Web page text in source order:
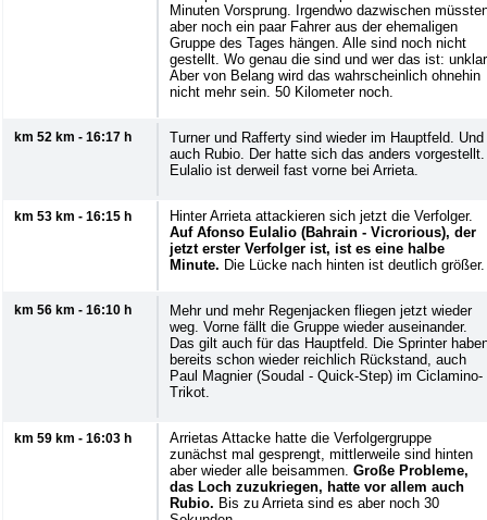
Minuten Vorsprung. Irgendwo dazwischen
aber noch ein paar Fahrer aus der ehemaligen
Gruppe des Tages hängen. Alle sind noch nicht
gestellt. Wo genau die sind und wer das ist:
Aber von Belang wird das wahrscheinlich ohnehin
nicht mehr sein. 50 Kilometer noch.
km 52 km - 16:17 h
Turner und Rafferty sind wieder im Hauptfeld. Und
auch Rubio. Der hatte sich das anders vorgestellt.
Eulalio ist derweil fast vorne bei Arrieta.
km 53 km - 16:15 h
Hinter Arrieta attackieren sich jetzt die Verfolger.
Auf Afonso Eulalio (Bahrain - Vicrorious), der
jetzt erster Verfolger ist, ist es eine halbe
Minute. Die Lücke nach hinten ist deutlich größer.
km 56 km - 16:10 h
Mehr und mehr Regenjacken fliegen jetzt wieder
weg. Vorne fällt die Gruppe wieder auseinander.
Das gilt auch für das Hauptfeld. Die Sprinter
bereits schon wieder reichlich Rückstand, auch
Paul Magnier (Soudal - Quick-Step) im Ciclamino-
Trikot.
km 59 km - 16:03 h
Arrietas Attacke hatte die Verfolgergruppe
zunächst mal gesprengt, mittlerweile sind hinten
aber wieder alle beisammen. Große Probleme,
das Loch zuzukriegen, hatte vor allem auch
Rubio. Bis zu Arrieta sind es aber noch 30